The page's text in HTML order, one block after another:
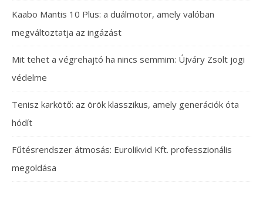
Kaabo Mantis 10 Plus: a duálmotor, amely valóban
megváltoztatja az ingázást
Mit tehet a végrehajtó ha nincs semmim: Újváry Zsolt jogi
védelme
Tenisz karkötő: az örök klasszikus, amely generációk óta
hódít
Fűtésrendszer átmosás: Eurolikvid Kft. professzionális
megoldása